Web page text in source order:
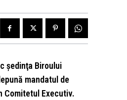
şedinţa Biroului
mandatul de
Comitetul Executiv.